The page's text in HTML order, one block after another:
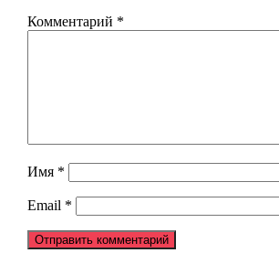
Комментарий *
Имя *
Email *